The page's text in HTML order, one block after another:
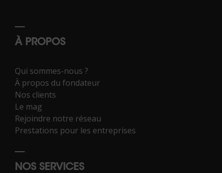
À PROPOS
Qui sommes-nous ?
À propos du fondateur
Nos clients
Le mag
Rejoindre notre réseau
Prestations pour les entreprises
NOS SERVICES